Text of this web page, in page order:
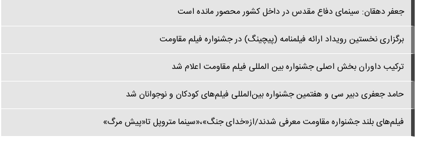
جعفر دهقان: سینمای دفاع مقدس در داخل کشور محصور مانده است
برگزاری نخستین رویداد ارائه فیلمنامه (پیچینگ) در جشنواره فیلم مقاومت
ترکیب داوران بخش اصلی جشنواره بین المللی فیلم مقاومت اعلام شد
حامد جعفری دبیر سی و هفتمین جشنواره بین‌المللی فیلم‌های کودکان و نوجوانان شد
فیلم‌های بلند جشنواره مقاومت معرفی شدند/از«خدای جنگ»،«سینما متروپل تا«پیش مرگ»